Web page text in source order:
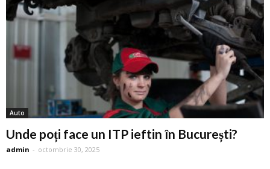
Auto
Unde poți face un ITP ieftin în București?
admin - octombrie 30, 2025